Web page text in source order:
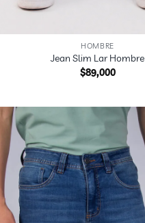
HOMBRE
Jean Slim Lar Hombre
$89,000